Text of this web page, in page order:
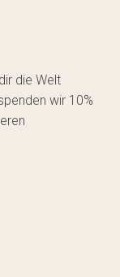
die Welt
wir 10%